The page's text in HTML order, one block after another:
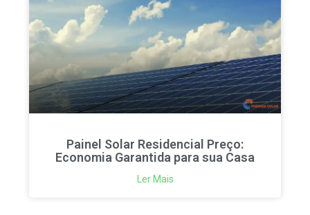
Painel Solar Residencial Preço:
Economia Garantida para sua Casa
Ler Mais